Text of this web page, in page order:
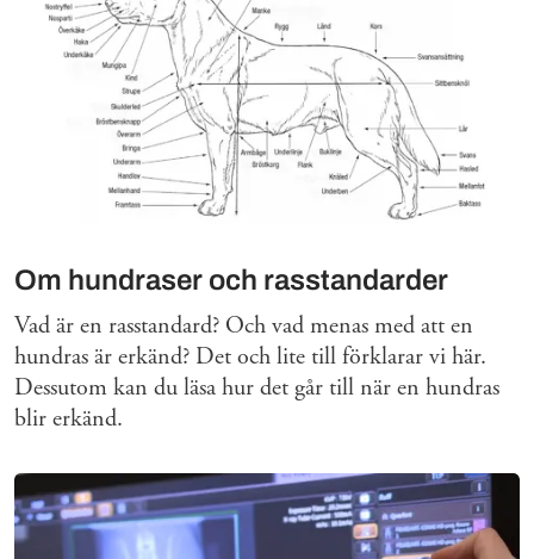
Om hundraser och rasstandarder
Vad är en rasstandard? Och vad menas med att en
hundras är erkänd? Det och lite till förklarar vi här.
Dessutom kan du läsa hur det går till när en hundras
blir erkänd.